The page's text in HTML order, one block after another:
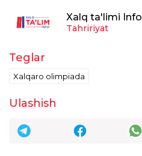
Xalq ta'limi Info
Tahririyat
Teglar
Xalqaro olimpiada
Ulashish